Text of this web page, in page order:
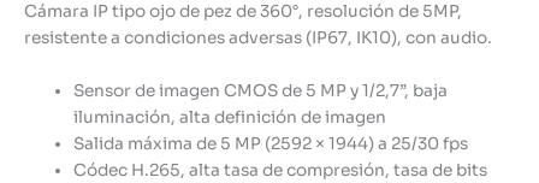
Cámara IP tipo ojo de pez de 360°, resolución de 5MP,
resistente a condiciones adversas (IP67, IK10), con audio.
Sensor de imagen CMOS de 5 MP y 1/2,7”, baja
iluminación, alta definición de imagen
Salida máxima de 5 MP (2592 × 1944) a 25/30 fps
Códec H.265, alta tasa de compresión, tasa de bits